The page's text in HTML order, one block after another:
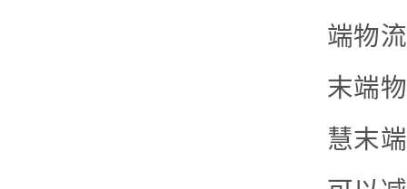
端物
末端
慧末